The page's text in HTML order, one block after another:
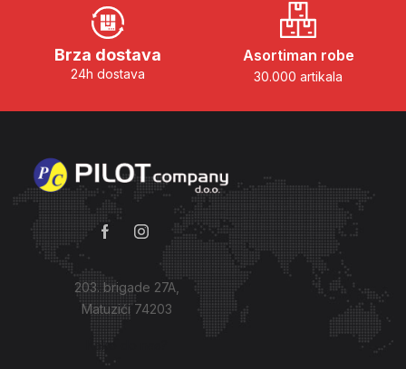
Brza dostava
24h dostava
Asortiman robe
30.000 artikala
203. brigade 27A,
Matuzići 74203
Kako do nas?